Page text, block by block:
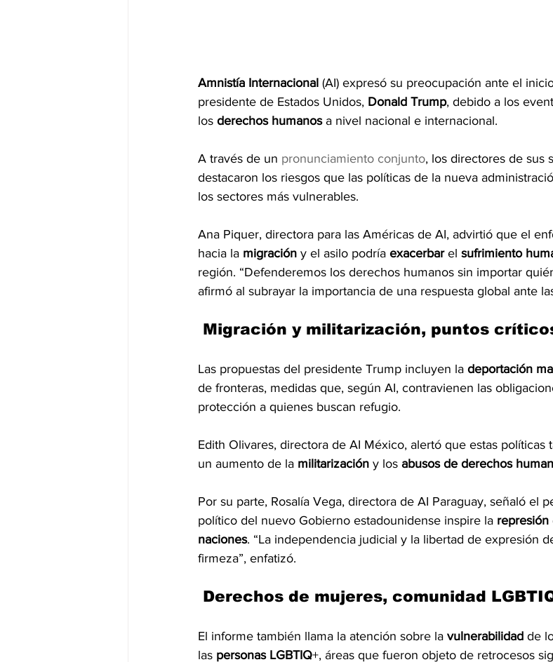
Amnistía Internacional (AI) expresó su preocupación ante el
presidente de Estados Unidos, Donald Trump, debido a los
los derechos humanos a nivel nacional e internacional.
A través de un pronunciamiento conjunto, los directores de sus
destacaron los riesgos que las políticas de la nueva
los sectores más vulnerables.
Ana Piquer, directora para las Américas de AI, advirtió que el
hacia la migración y el asilo podría exacerbar el sufrimiento
región. “Defenderemos los derechos humanos sin importar
afirmó al subrayar la importancia de una respuesta global ante
Migración y militarización, puntos
Las propuestas del presidente Trump incluyen la deportación
de fronteras, medidas que, según AI, contravienen las
protección a quienes buscan refugio.
Edith Olivares, directora de AI México, alertó que estas políticas
un aumento de la militarización y los abusos de derechos
Por su parte, Rosalía Vega, directora de AI Paraguay, señaló el
político del nuevo Gobierno estadounidense inspire la represión
naciones. “La independencia judicial y la libertad de expresión
firmeza”, enfatizó.
Derechos de mujeres, comunidad
El informe también llama la atención sobre la vulnerabilidad de
las personas LGBTIQ+, áreas que fueron objeto de retrocesos